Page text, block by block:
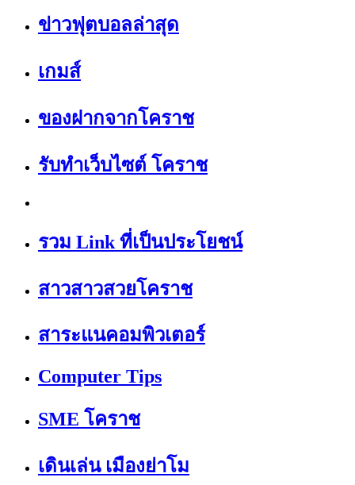
ข่าวฟุตบอลล่าสุด
เกมส์
ของฝากจากโคราช
รับทำเว็บไซต์ โคราช
รวม Link ที่เป็นประโยชน์
สาวสาวสวยโคราช
สาระแนคอมพิวเตอร์
Computer Tips
SME โคราช
เดินเล่น เมืองย่าโม